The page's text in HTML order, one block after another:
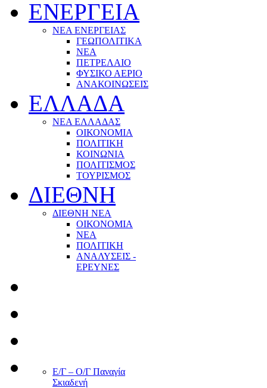
ΕΝΕΡΓΕΙΑ
ΝΕΑ ΕΝΕΡΓΕΙΑΣ
ΓΕΩΠΟΛΙΤΙΚΑ
ΝΕΑ
ΠΕΤΡΕΛΑΙΟ
ΦΥΣΙΚΟ ΑΕΡΙΟ
ΑΝΑΚΟΙΝΩΣΕΙΣ
ΕΛΛΑΔΑ
ΝΕΑ ΕΛΛΑΔΑΣ
ΟΙΚΟΝΟΜΙΑ
ΠΟΛΙΤΙΚΗ
ΚΟΙΝΩΝΙΑ
ΠΟΛΙΤΙΣΜΟΣ
ΤΟΥΡΙΣΜΟΣ
ΔΙΕΘΝΗ
ΔΙΕΘΝΗ ΝΕΑ
ΟΙΚΟΝΟΜΙΑ
ΝΕΑ
ΠΟΛΙΤΙΚΗ
ΑΝΑΛΥΣΕΙΣ -
ΕΡΕΥΝΕΣ
Ε/Γ – Ο/Γ Παναγία
Σκιαδενή